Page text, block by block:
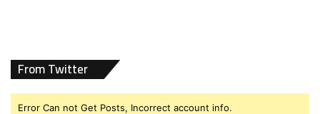
From Twitter
Error Can not Get Posts, Incorrect account info.